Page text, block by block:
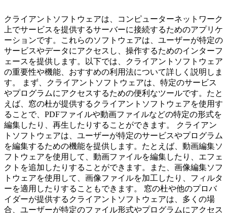
クライアントソフトウェアは、コンピューターネットワーク
上でサービスを提供するサーバーに接続するためのアプリケ
ーションです。これらのソフトウェアは、ユーザーが特定の
サービスやデータにアクセスし、操作するためのインターフ
ェースを提供します。以下では、クライアントソフトウェア
の重要性や機能、おすすめの利用法について詳しく説明しま
す。 まず、クライアントソフトウェアは、特定のサービス
やプログラムにアクセスするための便利なツールです。たと
えば、窓の杜が提供するクライアントソフトウェアを使用す
ることで、PDFファイルや動画ファイルなどの特定の形式を
編集したり、再生したりすることができます。 クライアン
トソフトウェアは、ユーザーが特定のサービスやプログラム
を編集するための機能を提供します。たとえば、動画編集ソ
フトウェアを使用して、動画ファイルを編集したり、エフェ
クトを追加したりすることができます。また、画像編集ソフ
トウェアを使用して、画像ファイルを加工したり、フィルタ
ーを適用したりすることもできます。 窓の杜や他のプロバ
イダーが提供するクライアントソフトウェアは、多くの場
合、ユーザーが特定のファイル形式やプログラムにアクセス